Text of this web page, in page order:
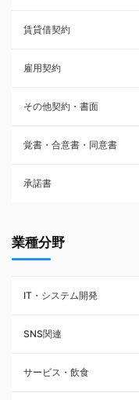
売買契約
株主総会議事録・関連書類
請負契約
フランチャイズ契約
賃貸借契約
賃貸借契約
雇用契約
その他契約・書面
覚書・合意書・同意書
承諾書
業種分野
IT・システム開発
SNS関連
サービス・飲食